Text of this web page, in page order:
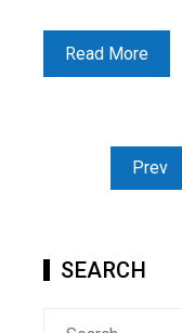
Read More
PostsPrev
SEARCH